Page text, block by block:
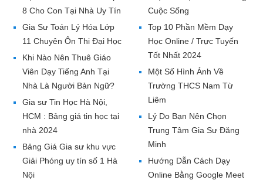
8 Cho Con Tại Nhà Uy Tín
Gia Sư Toán Lý Hóa Lớp
11 Chuyên Ôn Thi Đại Học
Khi Nào Nên Thuê Giáo
Viên Dạy Tiếng Anh Tại
Nhà Là Người Bản Ngữ?
Gia sư Tin Học Hà Nội,
HCM : Bảng giá tin học tại
nhà 2024
Bảng Giá Gia sư khu vực
Giải Phóng uy tín số 1 Hà
Nội
Cuộc Sống
Top 10 Phần Mềm Dạy
Học Online / Trực Tuyến
Tốt Nhất 2024
Một Số Hình Ảnh Về
Trường THCS Nam Từ
Liêm
Lý Do Bạn Nên Chọn
Trung Tâm Gia Sư Đăng
Minh
Hướng Dẫn Cách Dạy
Online Bằng Google Meet